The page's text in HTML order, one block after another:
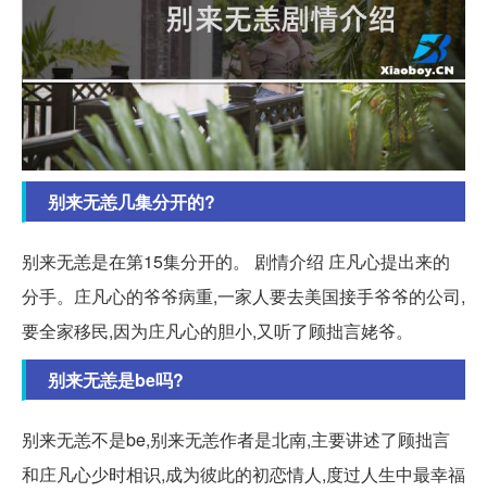
别来无恙几集分开的?
别来无恙是在第15集分开的。 剧情介绍 庄凡心提出来的
分手。庄凡心的爷爷病重,一家人要去美国接手爷爷的公司,
要全家移民,因为庄凡心的胆小,又听了顾拙言姥爷。
别来无恙是be吗?
别来无恙不是be,别来无恙作者是北南,主要讲述了顾拙言
和庄凡心少时相识,成为彼此的初恋情人,度过人生中最幸福